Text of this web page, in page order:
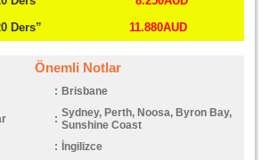
Ders”
11.880AUD
Önemli Notlar
: Brisbane
: Sydney, Perth, Noosa, Byron Bay,
Sunshine Coast
: İngilizce